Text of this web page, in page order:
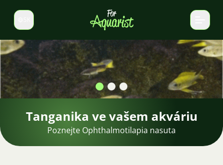
Prepnúť jazyk
Krevety v akváriu
Nájdite si tie pravé krevety pre vaše akvárium.